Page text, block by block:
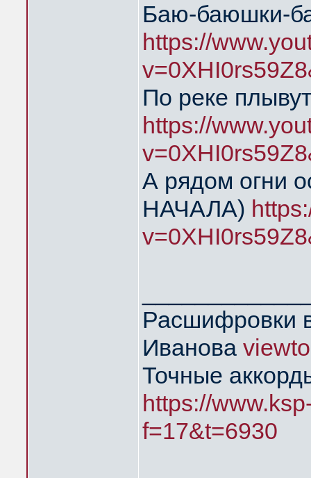
Баю-баюшки-
https://
По реке
https://
А рядом огни
НАЧАЛА)
Расшифровки
Иванова
Точные
https://
f=17&t=6930